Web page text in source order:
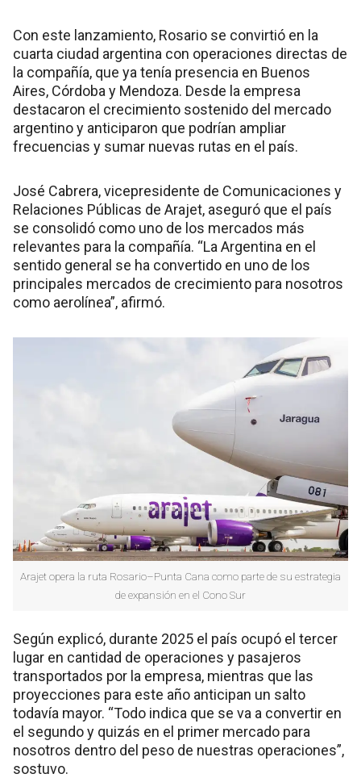
Con este lanzamiento, Rosario se convirtió en la
cuarta ciudad argentina con operaciones directas de
la compañía, que ya tenía presencia en Buenos
Aires, Córdoba y Mendoza. Desde la empresa
destacaron el crecimiento sostenido del mercado
argentino y anticiparon que podrían ampliar
frecuencias y sumar nuevas rutas en el país.
José Cabrera, vicepresidente de Comunicaciones y
Relaciones Públicas de Arajet, aseguró que el país
se consolidó como uno de los mercados más
relevantes para la compañía. “La Argentina en el
sentido general se ha convertido en uno de los
principales mercados de crecimiento para nosotros
como aerolínea”, afirmó.
Arajet opera la ruta Rosario–Punta Cana como parte de su estrategia
de expansión en el Cono Sur
Según explicó, durante 2025 el país ocupó el tercer
lugar en cantidad de operaciones y pasajeros
transportados por la empresa, mientras que las
proyecciones para este año anticipan un salto
todavía mayor. “Todo indica que se va a convertir en
el segundo y quizás en el primer mercado para
nosotros dentro del peso de nuestras operaciones”,
sostuvo.